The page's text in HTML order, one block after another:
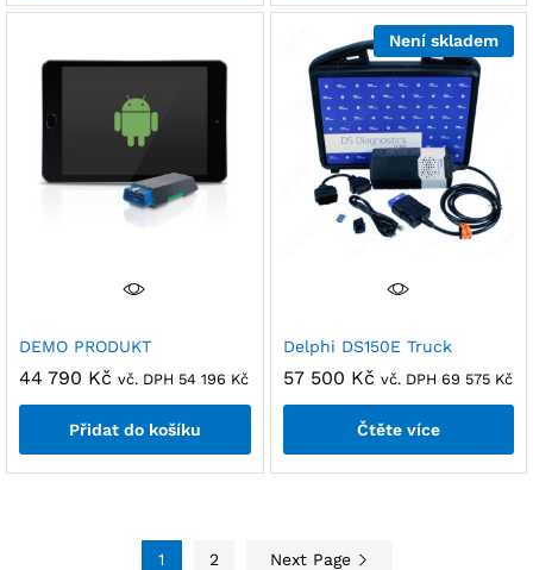
DEMO PRODUKT
44 790 Kč vč. DPH 54 196 Kč
Přidat do košíku
Není skladem
Delphi DS150E Truck
57 500 Kč vč. DPH 69 575 Kč
Čtěte více
1 2 Next Page